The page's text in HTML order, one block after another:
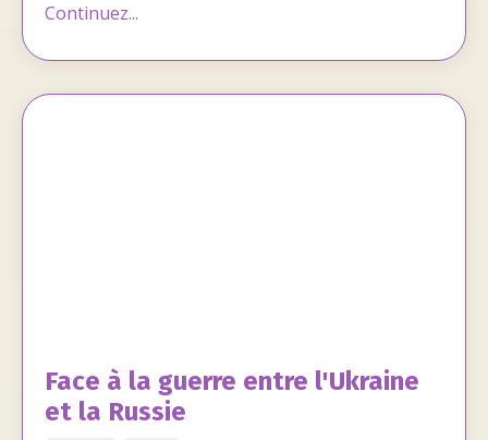
Continuez...
Face à la guerre entre l'Ukraine
et la Russie